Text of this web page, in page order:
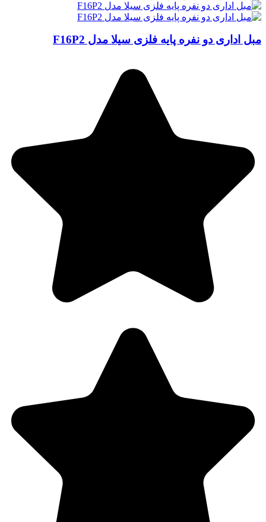
مبل اداری دو نفره پایه فلزی سیلا مدل F16P2